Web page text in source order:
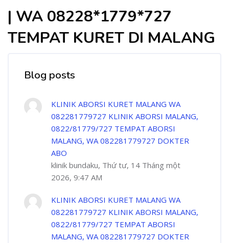
| WA 08228*1779*727
TEMPAT KURET DI MALANG
Blog posts
KLINIK ABORSI KURET MALANG WA
082281779727 KLINIK ABORSI MALANG,
0822/81779/727 TEMPAT ABORSI
MALANG, WA 082281779727 DOKTER
ABO
klinik bundaku, Thứ tư, 14 Tháng một
2026, 9:47 AM
KLINIK ABORSI KURET MALANG WA
082281779727 KLINIK ABORSI MALANG,
0822/81779/727 TEMPAT ABORSI
MALANG, WA 082281779727 DOKTER